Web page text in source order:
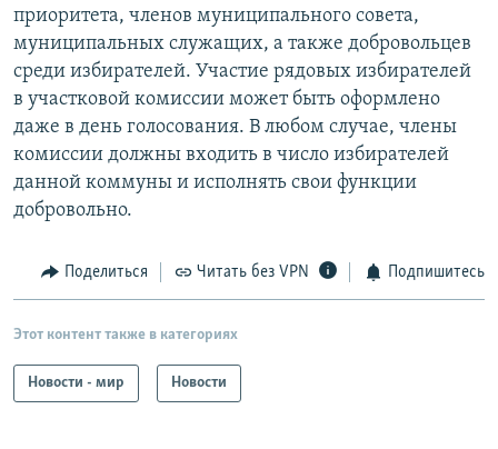
приоритета, членов муниципального совета,
муниципальных служащих, а также добровольцев
среди избирателей. Участие рядовых избирателей
в участковой комиссии может быть оформлено
даже в день голосования. В любом случае, члены
комиссии должны входить в число избирателей
данной коммуны и исполнять свои функции
добровольно.
Поделиться Читать без VPN Подпишитесь
Этот контент также в категориях
Новости - мир Новости